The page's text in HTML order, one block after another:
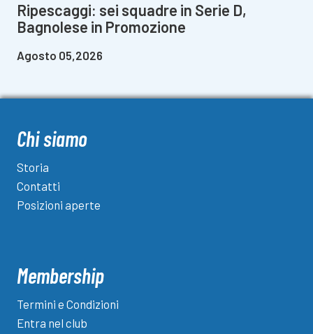
Ripescaggi: sei squadre in Serie D,
Bagnolese in Promozione
Agosto 05,2026
Chi siamo
Storia
Contatti
Posizioni aperte
Membership
Termini e Condizioni
Entra nel club